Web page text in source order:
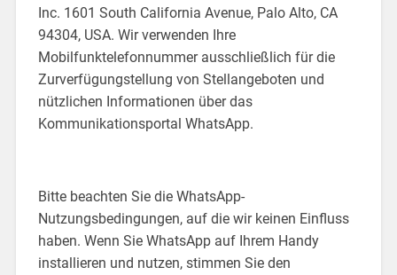
Inc. 1601 South California Avenue, Palo Alto, CA
94304, USA. Wir verwenden Ihre
Mobilfunktelefonnummer ausschließlich für die
Zurverfügungstellung von Stellangeboten und
nützlichen Informationen über das
Kommunikationsportal WhatsApp.
Bitte beachten Sie die WhatsApp-
Nutzungsbedingungen, auf die wir keinen Einfluss
haben. Wenn Sie WhatsApp auf Ihrem Handy
installieren und nutzen, stimmen Sie den